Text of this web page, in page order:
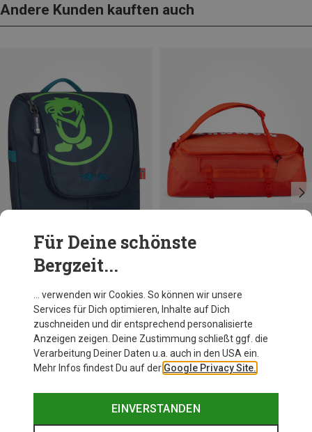
Andere Kunden kauften auch
Du sparst 26%
Für Deine schönste
Bergzeit...
… verwenden wir Cookies. So können wir unsere
Services für Dich optimieren, Inhalte auf Dich
zuschneiden und dir entsprechend personalisierte
Anzeigen zeigen. Deine Zustimmung schließt ggf. die
Verarbeitung Deiner Daten u.a. auch in den USA ein.
Mehr Infos findest Du auf der Google Privacy Site.
EINVERSTANDEN